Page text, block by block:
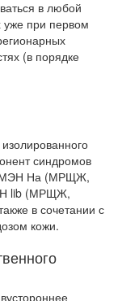
в любой
при первом
(в порядке
синдромов
- МЭН На (МРЩЖ,
lib (МРЩЖ,
в сочетании с
кожи.